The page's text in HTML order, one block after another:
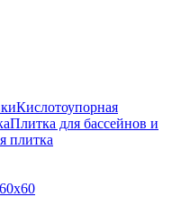
Кислотоупорная
Плитка для бассейнов и
плитка
60х60